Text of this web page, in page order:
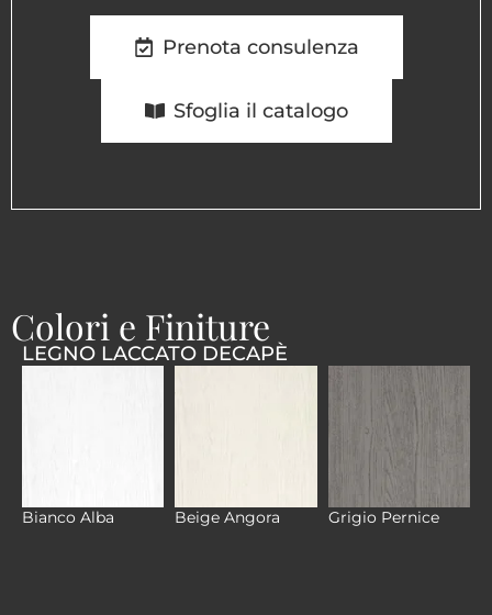
Prenota consulenza
Sfoglia il catalogo
Colori e Finiture
LEGNO LACCATO DECAPÈ
Bianco Alba Beige Angora Grigio Pernice